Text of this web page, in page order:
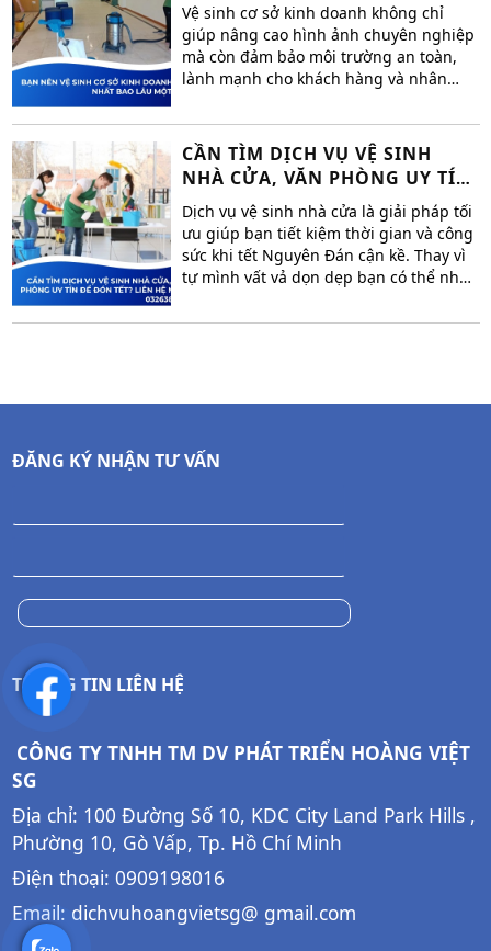
Vệ sinh cơ sở kinh doanh không chỉ
giúp nâng cao hình ảnh chuyên nghiệp
mà còn đảm bảo môi trường an toàn,
lành mạnh cho khách hàng và nhân
hiện vệ sinh cơ sở kinh doanh? Hãy
cùng công ty vệ sinh công nghiệp
Hoàng Việt SG tìm giải pháp tối ưu để
giữ cho không gian luôn sạch đẹp.
CẦN TÌM DỊCH VỤ VỆ SINH
NHÀ CỬA, VĂN PHÒNG UY TÍN
ĐỂ ĐÓN TẾT? LIÊN HỆ NGAY
0326381568
Dịch vụ vệ sinh nhà cửa là giải pháp tối
ưu giúp bạn tiết kiệm thời gian và công
sức khi tết Nguyên Đán cận kề. Thay vì
tự mình vất vả dọn dẹp bạn có thể nhờ
không gian sống sạch sẽ, ấm áp, sẵn
ĐĂNG KÝ NHẬN TƯ VẤN
THÔNG TIN LIÊN HỆ
CÔNG TY TNHH TM DV PHÁT TRIỂN HOÀNG VIỆT
SG
Địa chỉ: 100 Đường Số 10, KDC City Land Park Hills ,
Phường 10, Gò Vấp, Tp. Hồ Chí Minh
Điện thoại: 0909198016
Email: dichvuhoangvietsg@ gmail.com